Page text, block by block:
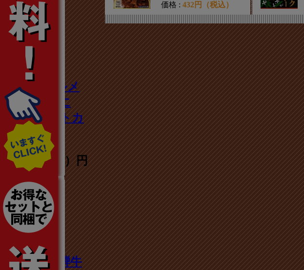
埼玉B級グルメ
が全国No.1に
【北本トマトカ
レー】
640円（税込）円
奥美濃【飛騨牛
価格 : 432円（税込）